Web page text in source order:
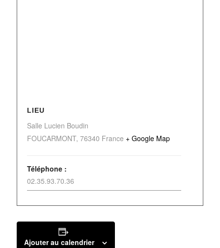
LIEU
Salle Lucien Boudin
FOUCARMONT, 76340 France + Google Map
Téléphone :
02.35.93.70.36
Ajouter au calendrier